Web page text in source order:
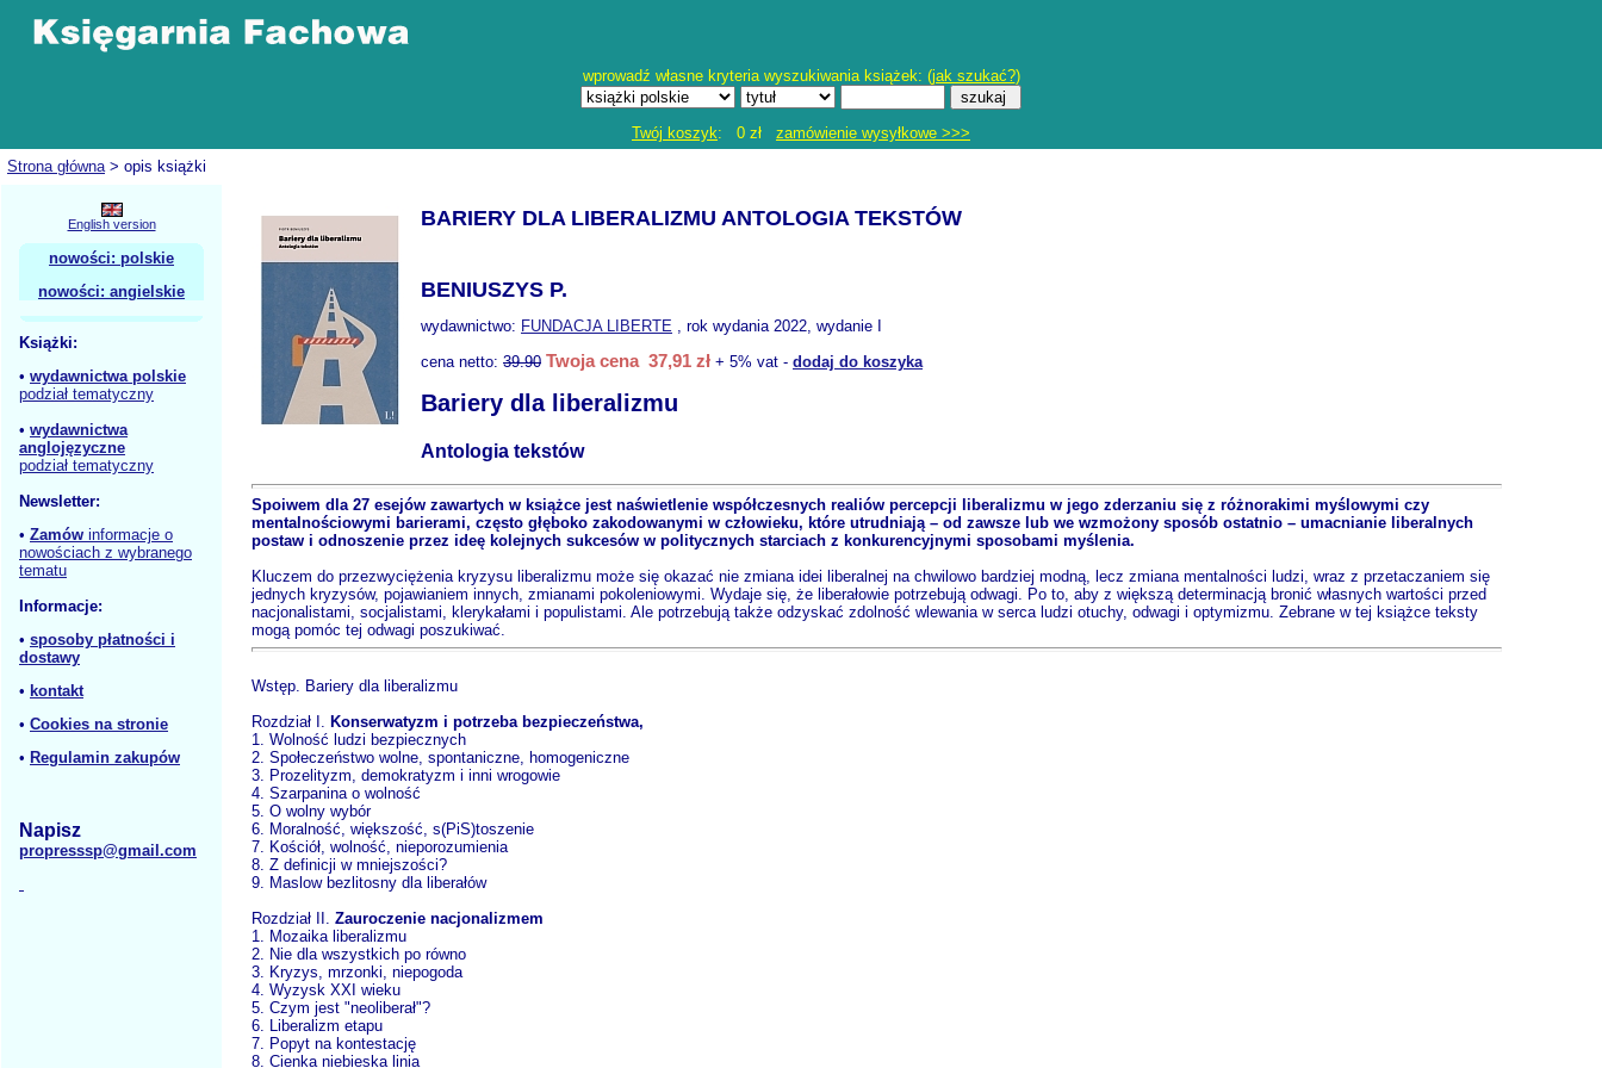
wprowadź własne kryteria wyszukiwania książek: (jak szukać?)
Twój koszyk: 0 zł zamówienie wysyłkowe >>>
Strona główna> opis książki
English version
nowości: polskie
nowości: angielskie
Książki:
• wydawnictwa polskie
podział tematyczny
• wydawnictwa
anglojęzyczne
podział tematyczny
Newsletter:
• Zamów informacje o
nowościach z wybranego
tematu
Informacje:
• sposoby płatności i
dostawy
• kontakt
• Cookies na stronie
• Regulamin zakupów
Napisz
propresssp@gmail.com
BARIERY DLA LIBERALIZMU ANTOLOGIA TEKSTÓW
BENIUSZYS P.
wydawnictwo: FUNDACJA LIBERTE , rok wydania 2022, wydanie I
cena netto: 39.90 Twoja cena 37,91 zł + 5% vat - dodaj do koszyka
Bariery dla liberalizmu
Antologia tekstów
Spoiwem dla 27 esejów zawartych w książce jest naświetlenie współczesnych realiów percepcji liberalizmu w jego zderzaniu się z różnorakimi myślowymi czy
mentalnościowymi barierami, często głęboko zakodowanymi w człowieku, które utrudniają – od zawsze lub we wzmożony sposób ostatnio – umacnianie liberalnych
postaw i odnoszenie przez ideę kolejnych sukcesów w politycznych starciach z konkurencyjnymi sposobami myślenia.
Kluczem do przezwyciężenia kryzysu liberalizmu może się okazać nie zmiana idei liberalnej na chwilowo bardziej modną, lecz zmiana mentalności ludzi, wraz z przetaczaniem się
jednych kryzysów, pojawianiem innych, zmianami pokoleniowymi. Wydaje się, że liberałowie potrzebują odwagi. Po to, aby z większą determinacją bronić własnych wartości przed
nacjonalistami, socjalistami, klerykałami i populistami. Ale potrzebują także odzyskać zdolność wlewania w serca ludzi otuchy, odwagi i optymizmu. Zebrane w tej książce teksty
mogą pomóc tej odwagi poszukiwać.
Wstęp. Bariery dla liberalizmu
Rozdział I. Konserwatyzm i potrzeba bezpieczeństwa,
1. Wolność ludzi bezpiecznych
2. Społeczeństwo wolne, spontaniczne, homogeniczne
3. Prozelityzm, demokratyzm i inni wrogowie
4. Szarpanina o wolność
5. O wolny wybór
6. Moralność, większość, s(PiS)toszenie
7. Kościół, wolność, nieporozumienia
8. Z definicji w mniejszości?
9. Maslow bezlitosny dla liberałów
Rozdział II. Zauroczenie nacjonalizmem
1. Mozaika liberalizmu
2. Nie dla wszystkich po równo
3. Kryzys, mrzonki, niepogoda
4. Wyzysk XXI wieku
5. Czym jest "neoliberał"?
6. Liberalizm etapu
7. Popyt na kontestację
8. Cienka niebieska linia